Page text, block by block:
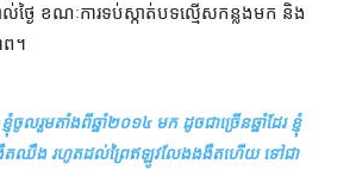
ល់ថ្ងៃ ខណៈ​ការទប់ស្កាត់​បទល្មើស​កន្លង​មក និង​
ព។
ខ្ញុំ​ចូលរួម​តាំងពី​ឆ្នាំ​២០១៤ មក ដូចជា​ច្រើន​ឆ្នាំ​ដែរ ខ្ញុំ​
ងឹតឈឹង រហូតដល់​ព្រៃ​ឥឡូវ​លែង​ងងឹត​ហើយ ទៅជា​